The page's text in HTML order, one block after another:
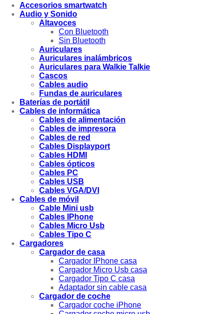
Accesorios smartwatch
Audio y Sonido
Altavoces
Con Bluetooth
Sin Bluetooth
Auriculares
Auriculares inalámbricos
Auriculares para Walkie Talkie
Cascos
Cables audio
Fundas de auriculares
Baterías de portátil
Cables de informática
Cables de alimentación
Cables de impresora
Cables de red
Cables Displayport
Cables HDMI
Cables ópticos
Cables PC
Cables USB
Cables VGA/DVI
Cables de móvil
Cable Mini usb
Cables IPhone
Cables Micro Usb
Cables Tipo C
Cargadores
Cargador de casa
Cargador IPhone casa
Cargador Micro Usb casa
Cargador Tipo C casa
Adaptador sin cable casa
Cargador de coche
Cargador coche iPhone